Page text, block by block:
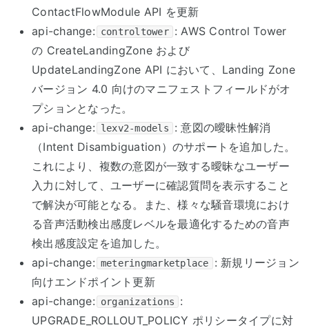
ContactFlowModule API を更新
api-change:
controltower : AWS Control Tower
の CreateLandingZone および
UpdateLandingZone API において、Landing Zone
バージョン 4.0 向けのマニフェストフィールドがオ
プションとなった。
api-change:
lexv2-models
: 意図の曖昧性解消
（Intent Disambiguation）のサポートを追加した。
これにより、複数の意図が一致する曖昧なユーザー
入力に対して、ユーザーに確認質問を表示すること
で解決が可能となる。また、様々な騒音環境におけ
る音声活動検出感度レベルを最適化するための音声
検出感度設定を追加した。
api-change: meteringmarketplace
: 新規リージョン
向けエンドポイント更新
api-change:
organizations
:
UPGRADE_ROLLOUT_POLICY ポリシータイプに対